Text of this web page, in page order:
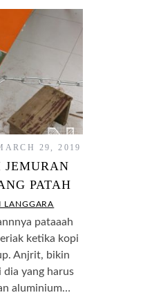
29, 2019
JEMURAN
PATAH
LANGGARA
pataaah
ketika kopi
Anjrit, bikin
dia yang harus
aluminium…